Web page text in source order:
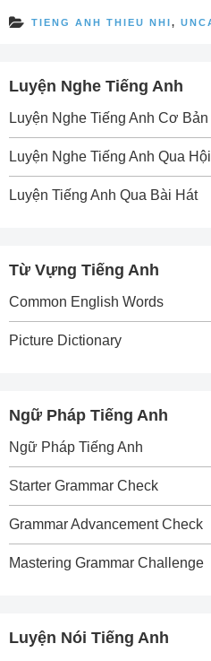
TIENG ANH THIEU NHI,
Luyện Nghe Tiếng Anh
Luyện Nghe Tiếng Anh Cơ Bản
Luyện Nghe Tiếng Anh Qua
Luyện Tiếng Anh Qua Bài Hát
Từ Vựng Tiếng Anh
Common English Words
Picture Dictionary
Ngữ Pháp Tiếng Anh
Ngữ Pháp Tiếng Anh
Starter Grammar Check
Grammar Advancement Check
Mastering Grammar Challenge
Luyện Nói Tiếng Anh